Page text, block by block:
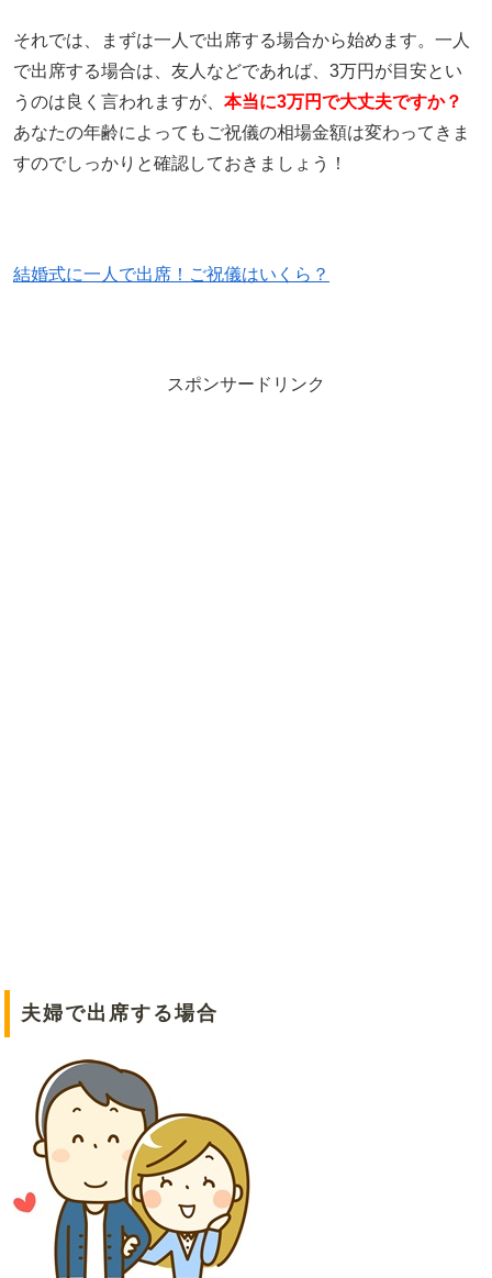
それでは、まずは一人で出席する場合から始めます。一人
で出席する場合は、友人などであれば、3万円が目安とい
うのは良く言われますが、 本当に3万円で大丈夫ですか？
あなたの年齢によってもご祝儀の相場金額は変わってきま
すのでしっかりと確認しておきましょう！
結婚式に一人で出席！ご祝儀はいくら？
スポンサードリンク
夫婦で出席する場合